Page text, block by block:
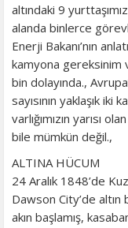
altındaki 9
alanda binlerce
Enerji Bakanı’nın
kamyona gereksinim
bin dolayında.,
sayısının yaklaşık iki
varlığımızın yarısı
bile mümkün değil.,
ALTINA HÜCUM
24 Aralık 1848’de
Dawson City’de
akın başlamış,